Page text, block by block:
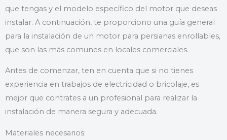
que tengas y el modelo específico del motor que deseas
instalar. A continuación, te proporciono una guía general
para la instalación de un motor para persianas enrollables,
que son las más comunes en locales comerciales.
Antes de comenzar, ten en cuenta que si no tienes
experiencia en trabajos de electricidad o bricolaje, es
mejor que contrates a un profesional para realizar la
instalación de manera segura y adecuada.
Materiales necesarios: